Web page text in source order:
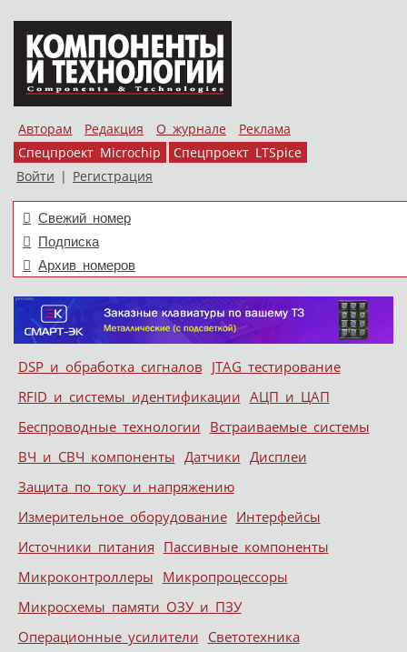
Авторам Редакция О журнале
Реклама
Спецпроект Microchip
Спецпроект LTSpice
Войти | Регистрация
Свежий номер
Подписка
Архив номеров
Меню
Skip to content
DSP и обработка сигналов JTAG тестирование
RFID и системы идентификации АЦП и ЦАП
Беспроводные технологии Встраиваемые системы
ВЧ и СВЧ компоненты Датчики Дисплеи
Защита по току и напряжению
Измерительное оборудование Интерфейсы
Источники питания Пассивные компоненты
Микроконтроллеры Микропроцессоры
Микросхемы памяти ОЗУ и ПЗУ
Операционные усилители Светотехника